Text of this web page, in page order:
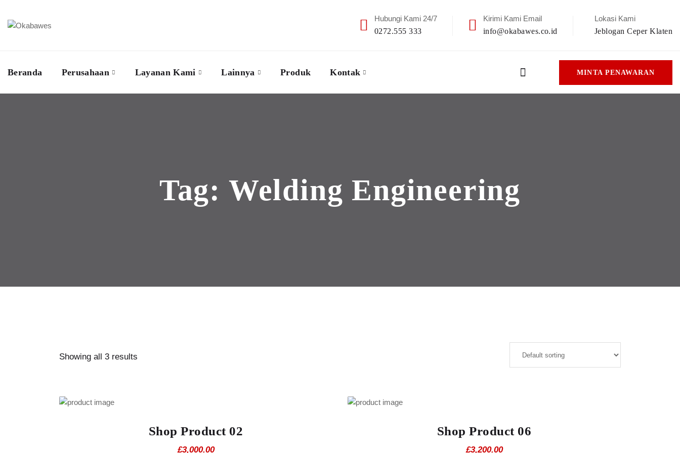
Hubungi Kami 24/7
0272.555 333
Kirimi Kami Email
info@okabawes.co.id
Lokasi Kami
Jeblogan Ceper Klaten
Beranda Perusahaan Layanan Kami Lainnya Produk Kontak MINTA PENAWARAN
Tag: Welding Engineering
Showing all 3 results
Shop Product 02
£3,000.00
Shop Product 06
£3,200.00